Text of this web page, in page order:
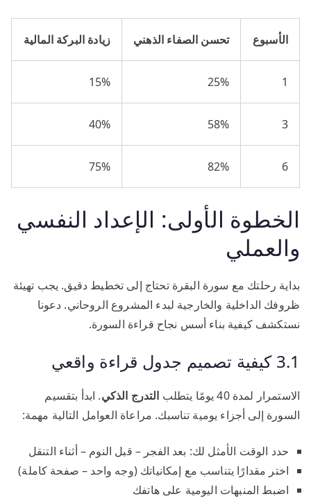
الأسبوع تحسن الصفاء الذهني زيادة البركة المالية
1
25%
15%
3
58%
40%
6
82%
75%
الخطوة الأولى: الإعداد النفسي
والعملي
بداية رحلتك مع سورة البقرة تحتاج إلى تخطيط دقيق. يجب تهيئة
ظروفك الداخلية والخارجية لبدء المشروع الروحاني. دعونا
نستكشف كيفية بناء أسس نجاح قراءة السورة.
3.1 كيفية تصميم جدول قراءة واقعي
الاستمرار لمدة 40 يومًا يتطلب التدرج الذكي. ابدأ بتقسيم
السورة إلى أجزاء يومية تناسبك. مراعاة العوامل التالية مهمة:
حدد الوقت الأمثل لك: بعد الفجر – قبل النوم – أثناء التنقل
اختر مقدارًا يتناسب مع إمكانياتك (وجه واحد – صفحة كاملة)
اضبط المنبهات اليومية على هاتفك